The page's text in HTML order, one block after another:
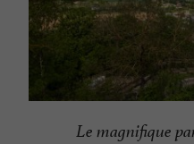
Le magnifique